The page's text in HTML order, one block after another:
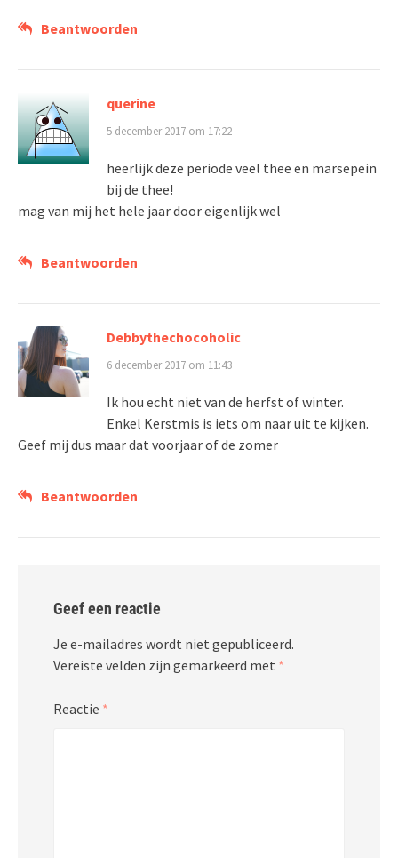
Beantwoorden
querine
5 december 2017 om 17:22
heerlijk deze periode veel thee en marsepein
bij de thee!
mag van mij het hele jaar door eigenlijk wel
Beantwoorden
Debbythechocoholic
6 december 2017 om 11:43
Ik hou echt niet van de herfst of winter.
Enkel Kerstmis is iets om naar uit te kijken.
Geef mij dus maar dat voorjaar of de zomer
Beantwoorden
Geef een reactie
Je e-mailadres wordt niet gepubliceerd.
Vereiste velden zijn gemarkeerd met *
Reactie *